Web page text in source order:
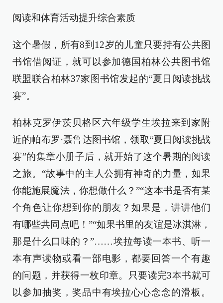
阅读和体育活动提升综合素质
这个暑假，所有8到12岁的儿童只要持有公共图
书馆借阅证，就可以参加德国柏林公共图书馆
联盟联合柏林37家图书馆发起的“夏日阅读挑战
赛”。
柏林克罗伊茨贝格区六年级学生埃拉来到家附
近的帕布罗·聂鲁达图书馆，领取“夏日阅读挑战
赛”的集章小册子后，就开始了这个暑期的阅读
之旅。“故事中的主人公拥有神奇的力量，如果
你能施展魔法，你想做什么？”“这本书是否有某
个角色让你想到你的朋友？如果是，讲讲他们
有哪些共同点吧！”“如果书里的友谊是冰淇淋，
那是什么口味的？”……埃拉每读一本书、听一
本有声读物或看一部电影，都要回答一个有趣
的问题，并获得一枚印章。只要读完3本书就可
以参加抽奖，奖品中有埃拉心心念念的滑板。